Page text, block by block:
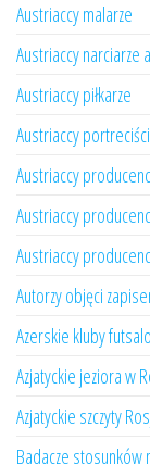
Austriaccy malarze
Austriaccy narciarze
Austriaccy piłkarze
Austriaccy portreciści
Austriaccy
Austriaccy
Austriaccy
Autorzy objęci
Azerskie kluby
Azjatyckie jeziora w
Azjatyckie szczyty
Badacze stosunków